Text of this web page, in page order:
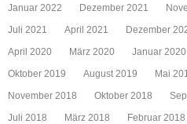
Januar 2022
Dezember 2021
Juli 2021
April 2021 Dezember
April 2020
März 2020 Januar 2020
Oktober 2019
August 2019 Mai
November 2018
Oktober 2018
Juli 2018
März 2018 Februar 2018